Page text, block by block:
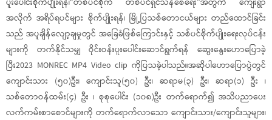
အလိုက် အရိပ်ရပင်များ စိုက်ပျိုးရန်၊ မြို့ပြသစ်တောငယ်များ တည်ထောင်ခြင်း
သည် အပူချိန်လျော့ချမှုတွင် အခြေခံဖြစ်ကြောင်းနှင့် သစ်ပင်စိုက်ပျိုးရေးလုပ်ငန်း
များကို တက်နိုင်သမျှ ဝိုင်းဝန်းပူးပေါင်းဆောင်ရွက်ရန် ဆွေးနွေးဟောပြောခဲ့
ပြီး2023 MONREC MP4 Video clip ကိုပြသခဲ့ပါသည်။အဆိုပါဟောပြောပွဲတွင်
ကျောင်းသား (၅၀)ဦး၊ ကျောင်းသူ(၅၀) ဦး၊ ဆရာမ(၃) ဦး၊ ဆရာ(၁) ဦး ၊
သစ်တောဝန်ထမ်း(၄) ဦး ၊ စုစုပေါင်း (၁၀၈)ဦး တက်ရောက်၍ အသိပညာပေး
လက်ကမ်းစာစောင်များကို တက်ရောက်လာသော ကျောင်းသား/ကျောင်းသူများ၊